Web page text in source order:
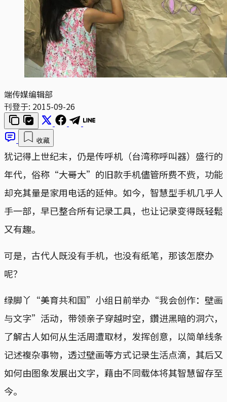
端传媒编辑部
刊登于: 2015-09-26
收藏
犹记得上世纪末，仍是传呼机（台湾称呼叫器）盛行的
年代，俗称“大哥大”的旧款手机儘管所费不赀，功能
却充其量是家用电话的延伸。如今，智慧型手机几乎人
手一部，早已整合所有记录工具，也让记录变得既轻鬆
又有趣。
可是，古代人既没有手机，也没有纸笔，那该怎麽办
呢？
绿脚丫“美育共和国”小组日前举办“我会创作：壁画
与文字”活动，带领亲子穿越时空，鑽进黑暗的洞穴，
了解古人如何从生活周遭取材，发挥创意，以简单线条
记述複杂事物，透过壁画等方式记录生活点滴，其后又
如何由图象发展出文字，藉由不同载体将其智慧留存至
今。